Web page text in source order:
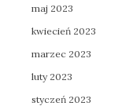
maj 2023
kwiecień 2023
marzec 2023
luty 2023
styczeń 2023